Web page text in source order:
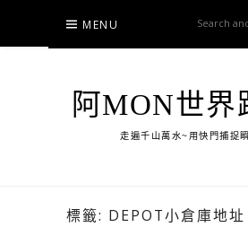
content
MENU
阿MON世界
走遍千山萬水~用快門捕捉
標籤: DEPOT小倉庫地址